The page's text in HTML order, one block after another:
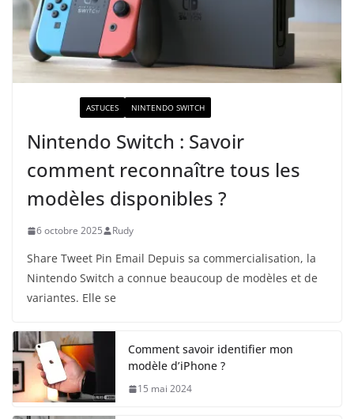
ASTUCES NINTENDO SWITCH
Nintendo Switch : Savoir
comment reconnaître tous les
modèles disponibles ?
6 octobre 2025 Rudy
Share Tweet Pin Email Depuis sa commercialisation, la
Nintendo Switch a connue beaucoup de modèles et de
variantes. Elle se
Comment savoir identifier mon
modèle d’iPhone ?
15 mai 2024